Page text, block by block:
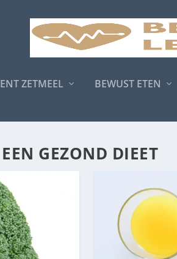
ZETMEEL BEWUST ETEN
GEZOND DIEET